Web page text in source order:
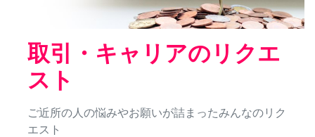
取引・キャリアのリクエ
スト
ご近所の人の悩みやお願いが詰まったみんなのリク
エスト